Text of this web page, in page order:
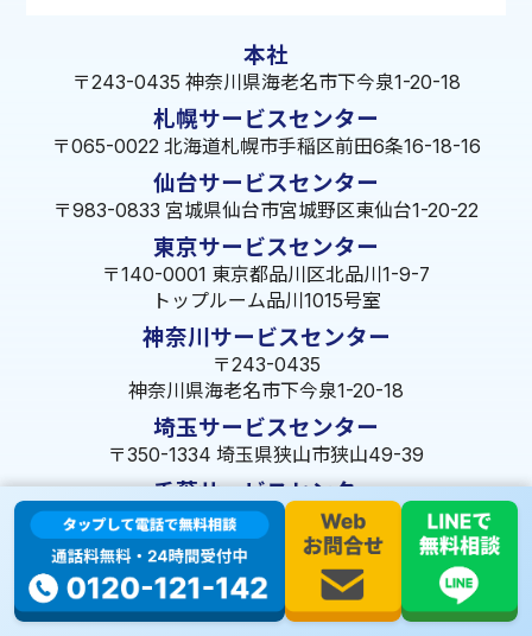
本社
〒243-0435 神奈川県海老名市下今泉1-20-18
札幌サービスセンター
〒065-0022 北海道札幌市手稲区前田6条16-18-16
仙台サービスセンター
〒983-0833 宮城県仙台市宮城野区東仙台1-20-22
東京サービスセンター
〒140-0001 東京都品川区北品川1-9-7
トップルーム品川1015号室
神奈川サービスセンター
〒243-0435
神奈川県海老名市下今泉1-20-18
埼玉サービスセンター
〒350-1334 埼玉県狭山市狭山49-39
千葉サービスセンター
〒264-0016
千葉県千葉市若葉区大宮町1288-7
茨城サービスセンター
〒309-1717 茨城県笠間市旭町322-2 102号